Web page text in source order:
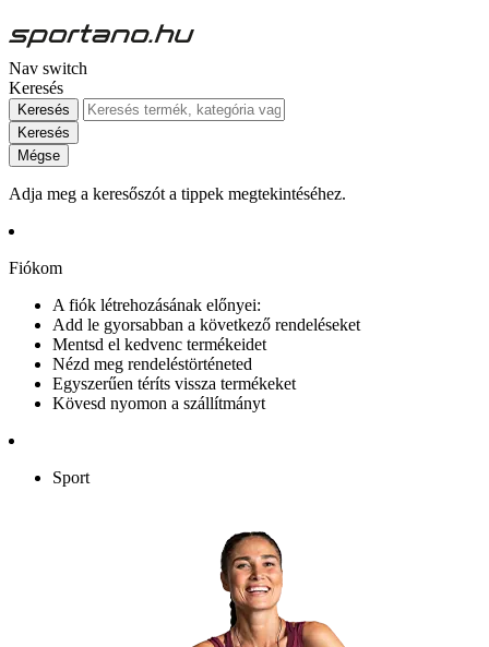
Nav switch
Keresés
Keresés
Keresés
Mégse
Adja meg a keresőszót a tippek megtekintéséhez.
Fiókom
A fiók létrehozásának előnyei:
Add le gyorsabban a következő rendeléseket
Mentsd el kedvenc termékeidet
Nézd meg rendeléstörténeted
Egyszerűen téríts vissza termékeket
Kövesd nyomon a szállítmányt
Sport